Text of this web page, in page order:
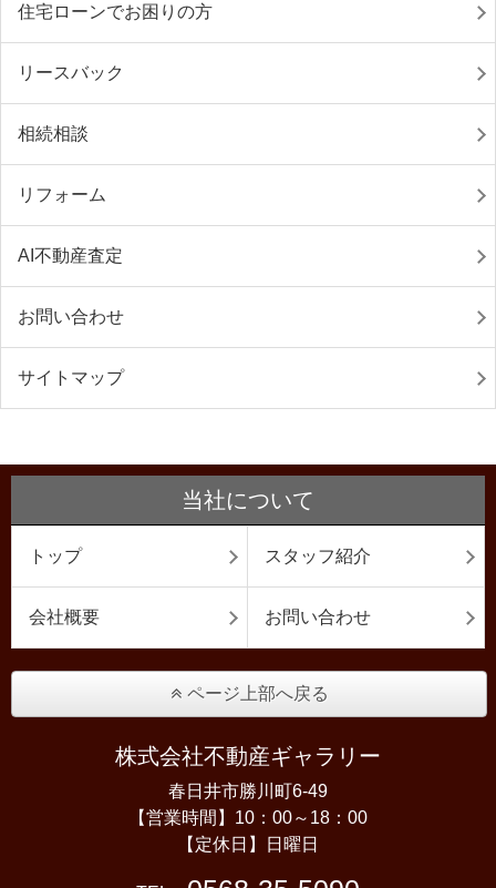
住宅ローンでお困りの方
リースバック
相続相談
リフォーム
AI不動産査定
お問い合わせ
サイトマップ
当社について
トップ スタッフ紹介
会社概要 お問い合わせ
ページ上部へ戻る
株式会社不動産ギャラリー
春日井市勝川町6-49
【営業時間】10：00～18：00
【定休日】日曜日